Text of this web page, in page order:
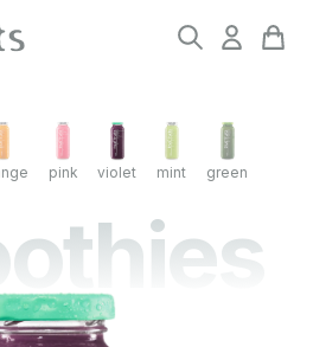
pink violet mint green